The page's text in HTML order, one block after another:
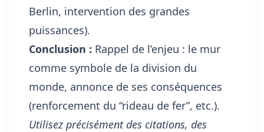
Berlin, intervention des grandes
puissances).
Conclusion : Rappel de l’enjeu : le mur
comme symbole de la division du
monde, annonce de ses conséquences
(renforcement du “rideau de fer”, etc.).
Utilisez précisément des citations, des